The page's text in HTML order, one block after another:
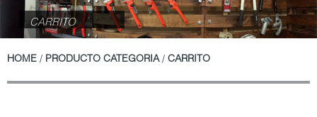
CARRITO
HOME / PRODUCTO CATEGORIA/ CARRITO